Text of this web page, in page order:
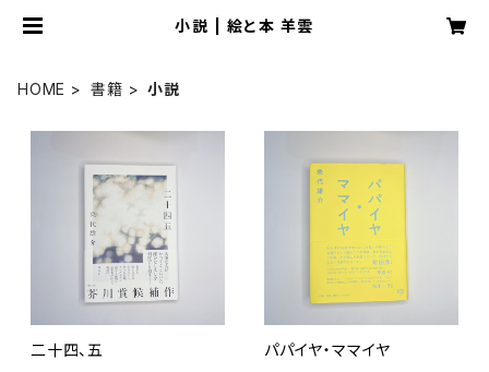
小説 | 絵と本 羊雲
HOME 書籍 小説
二十四、五
パパイヤ・ママイヤ